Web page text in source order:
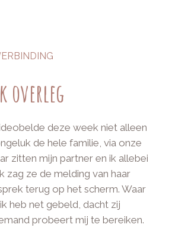
overleg
deze week niet alleen
de hele familie, via onze
zitten mijn partner en ik allebei
zag ze de melding van haar
terug op het scherm. Waar
heb net gebeld, dacht zij
probeert mij te bereiken.